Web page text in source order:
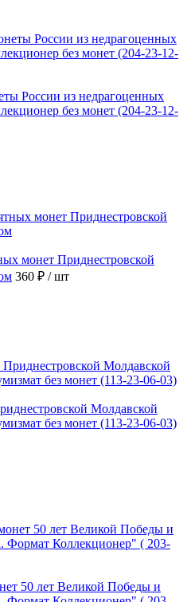
России из недрагоценных
без монет (204-23-12-
монет Приднестровской
360 ₽ / шт
Молдавской
без монет (113-23-06-03)
50 лет Великой Победы и